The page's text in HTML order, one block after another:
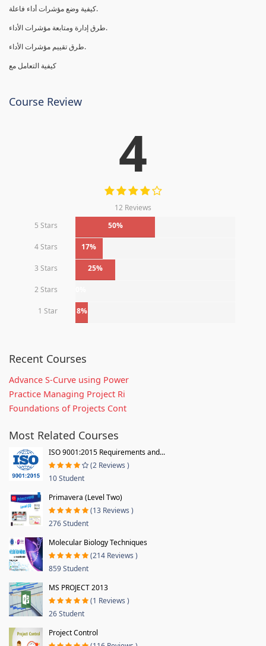
كيفية وضع مؤشرات أداء فاعلة.
طرق إدارة ومتابعة مؤشرات الأداء.
طرق تقييم مؤشرات الأداء.
كيفية التعامل مع
Course Review
4
12 Reviews
5 Stars
50%
4 Stars 17%
3 Stars 25%
2 Stars
1 Star 8%
Recent Courses
Advance S-Curve using Power
Practice Managing Project Ri
Foundations of Projects Cont
Most Related Courses
ISO 9001:2015 Requirements and...
(2 Reviews )
10 Student
Primavera (Level Two)
(13 Reviews )
276 Student
Molecular Biology Techniques
(214 Reviews )
859 Student
MS PROJECT 2013
(1 Reviews )
26 Student
Project Control